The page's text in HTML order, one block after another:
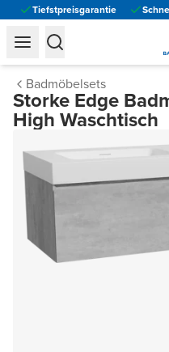
Tiefstpreisgarantie
Badmöbelsets
Storke Edge
High Waschtisch